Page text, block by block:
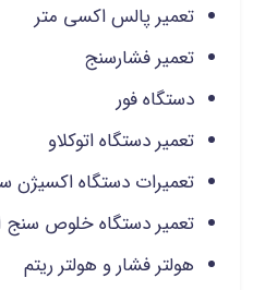
تعمیر پالس اکسی متر
تعمیر فشارسنج
دستگاه فور
تعمیر دستگاه اتوکلاو
تعمیرات دستگاه اکسیژن
تعمیر دستگاه خلوص سنج
هولتر فشار و هولتر ریتم